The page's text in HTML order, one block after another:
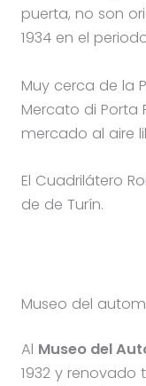
puerta, no son
1934 en el
Muy cerca de la
Mercato di Porta
mercado al aire
El Cuadrilátero
de de Turín.
Museo del
Al Museo del
1932 y renovado